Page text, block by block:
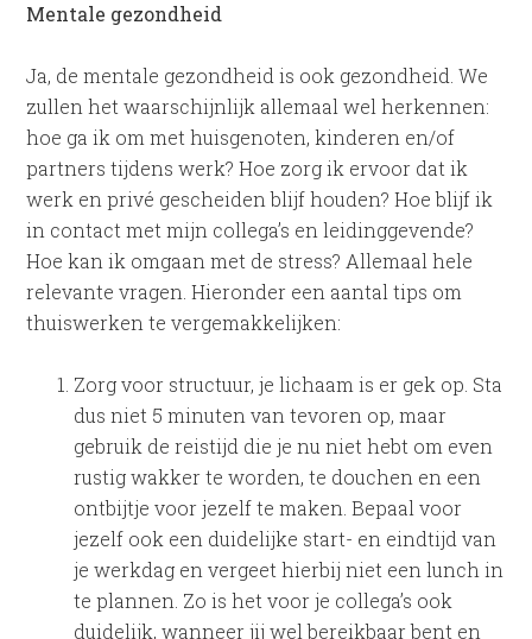
Mentale gezondheid
Ja, de mentale gezondheid is ook gezondheid. We
zullen het waarschijnlijk allemaal wel herkennen:
hoe ga ik om met huisgenoten, kinderen en/of
partners tijdens werk? Hoe zorg ik ervoor dat ik
werk en privé gescheiden blijf houden? Hoe blijf ik
in contact met mijn collega’s en leidinggevende?
Hoe kan ik omgaan met de stress? Allemaal hele
relevante vragen. Hieronder een aantal tips om
thuiswerken te vergemakkelijken:
Zorg voor structuur, je lichaam is er gek op. Sta
dus niet 5 minuten van tevoren op, maar
gebruik de reistijd die je nu niet hebt om even
rustig wakker te worden, te douchen en een
ontbijtje voor jezelf te maken. Bepaal voor
jezelf ook een duidelijke start- en eindtijd van
je werkdag en vergeet hierbij niet een lunch in
te plannen. Zo is het voor je collega’s ook
duidelijk, wanneer jij wel bereikbaar bent en